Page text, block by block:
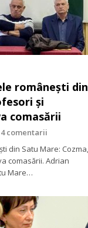
românești din
și
comasării
4 comentarii
din Satu Mare: Cozma,
comasării. Adrian
Mare…